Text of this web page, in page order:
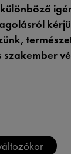
szakember